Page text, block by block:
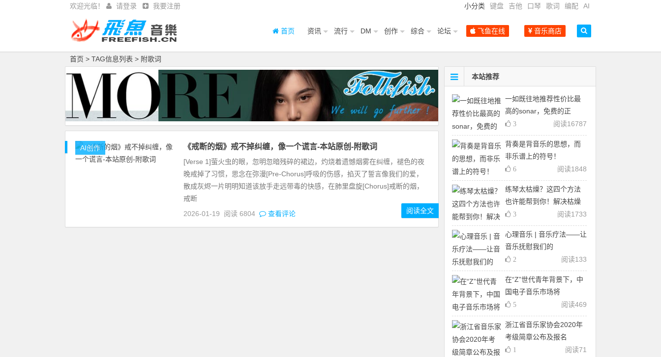
欢迎光临！ 请登录 我要注册 小分类 键盘 吉他 口琴 歌词 编配 AI
首页 资讯 流行 DM 创作 综合 论坛 飞鱼在线 音乐商店
首页 > TAG信息列表 > 附歌词
AI创作 《戒断的烟》戒不掉纠缠，像一个谎言-本站原创-附歌词
[Verse 1]萤火虫的眼，忽明忽暗残碎的裙边，灼烧着遗憾烟雾在纠缠，褪色的夜
晚戒掉了习惯，思念在弥漫[Pre-Chorus]呼吸的伤感，掐灭了誓言像我们的爱，
散成灰烬一片明明知道该放手走远带毒的快感，在肺里盘旋[Chorus]戒断的烟，
戒断
2026-01-19
阅读 6804 查看评论 阅读全文
本站推荐
一如既往地推荐性价比最
高的sonar，免费的正
阅读16787
3
背奏是背音乐的思想，而
非乐谱上的符号！
阅读1848
6
练琴太枯燥？这四个方法
也许能帮到你！解决枯燥
阅读1733
3
心理音乐 | 音乐疗法——让
音乐抚慰我们的
阅读133
2
在“Z”世代青年背景下，中
国电子音乐市场将
阅读469
5
浙江省音乐家协会2020年
考级简章公布及报名
阅读71
1